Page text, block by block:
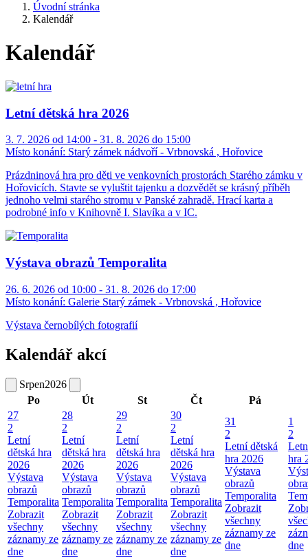
Úvodní stránka
Kalendář
Kalendář
Letní dětská hra 2026
3. 7. 2026 od 14:00 - 31. 8. 2026 do 15:00
Místo konání: Starý zámek nádvoří - Vrbnovská , Hořovice
Prázdninová hra pro děti ve venkovních prostorách Starého zámku v
Hořovicích. Stavte se vyluštit tajenku a dozvědět se krásný příběh
jednoho velmi starého stromu v Panské zahradě. Hrací karta a
podrobné info v Knihovně I. Slavíka a v IC.
Výstava obrazů Temporalita
26. 6. 2026 od 10:00 - 31. 8. 2026 do 17:00
Místo konání: Galerie Starý zámek - Vrbnovská , Hořovice
Výstava černobílých fotografií
Kalendář akcí
Srpen2026
Po
Út St Čt
Pá
27
2
Letní
dětská hra
2026
Výstava
obrazů
Temporalita
Zobrazit
všechny
záznamy ze
dne
28
2
Letní
dětská hra
2026
Výstava
obrazů
Temporalita
Zobrazit
všechny
záznamy ze
dne
29
2
Letní
dětská hra
2026
Výstava
obrazů
Temporalita
Zobrazit
všechny
záznamy ze
dne
30
2
Letní
dětská hra
2026
Výstava
obrazů
Temporalita
Zobrazit
všechny
záznamy ze
dne
31
2
Letní dětská
hra 2026
Výstava
obrazů
Temporalita
Zobrazit
všechny
záznamy ze
dne
1
2
hra
dne